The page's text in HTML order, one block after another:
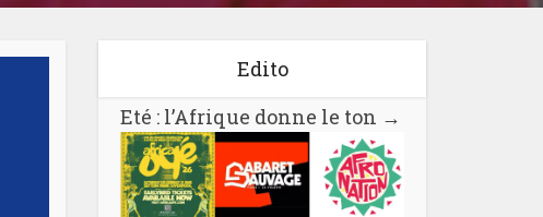
Edito
Eté : l’Afrique donne le ton →